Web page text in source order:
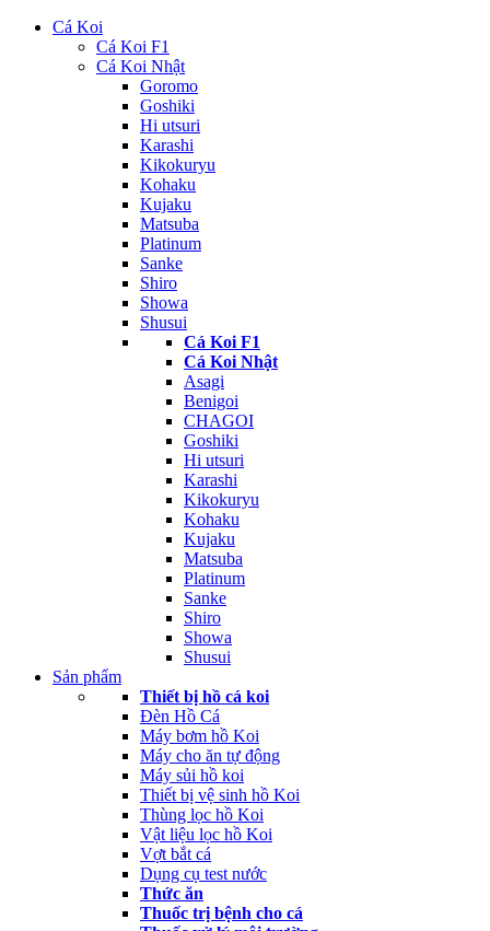
Cá Koi
Cá Koi F1
Cá Koi Nhật
Goromo
Goshiki
Hi utsuri
Karashi
Kikokuryu
Kohaku
Kujaku
Matsuba
Platinum
Sanke
Shiro
Showa
Shusui
Cá Koi F1
Cá Koi Nhật
Asagi
Benigoi
CHAGOI
Goshiki
Hi utsuri
Karashi
Kikokuryu
Kohaku
Kujaku
Matsuba
Platinum
Sanke
Shiro
Showa
Shusui
Sản phẩm
Thiết bị hồ cá koi
Đèn Hồ Cá
Máy bơm hồ Koi
Máy cho ăn tự động
Máy sủi hồ koi
Thiết bị vệ sinh hồ Koi
Thùng lọc hồ Koi
Vật liệu lọc hồ Koi
Vợt bắt cá
Dụng cụ test nước
Thức ăn
Thuốc trị bệnh cho cá